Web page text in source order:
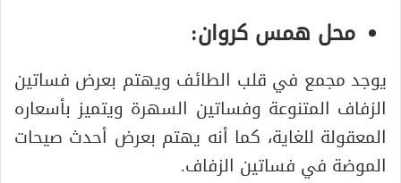
محل همس كروان:
يوجد مجمع في قلب الطائف ويهتم بعرض فساتين
الزفاف المتنوعة وفساتين السهرة ويتميز بأسعاره
المعقولة للغاية، كما أنه يهتم بعرض أحدث صيحات
الموضة في فساتين الزفاف.